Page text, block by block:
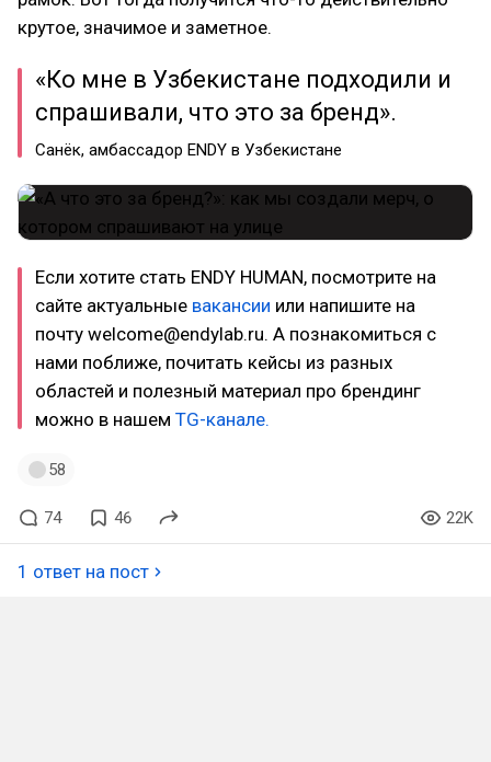
крутое, значимое и заметное.
«Ко мне в Узбекистане подходили и
спрашивали, что это за бренд».
Санёк, амбассадор ENDY в Узбекистане
Если хотите стать ENDY HUMAN, посмотрите на
сайте актуальные вакансии или напишите на
почту welcome@endylab.ru. А познакомиться с
нами поближе, почитать кейсы из разных
областей и полезный материал про брендинг
можно в нашем TG-канале.
58
74 46 22K
1 ответ на пост